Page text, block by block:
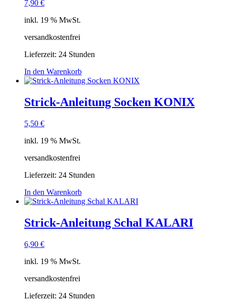
7,90 €
inkl. 19 % MwSt.
versandkostenfrei
Lieferzeit: 24 Stunden
In den Warenkorb
Strick-Anleitung Socken KONIX
5,50 €
inkl. 19 % MwSt.
versandkostenfrei
Lieferzeit: 24 Stunden
In den Warenkorb
Strick-Anleitung Schal KALARI
6,90 €
inkl. 19 % MwSt.
versandkostenfrei
Lieferzeit: 24 Stunden